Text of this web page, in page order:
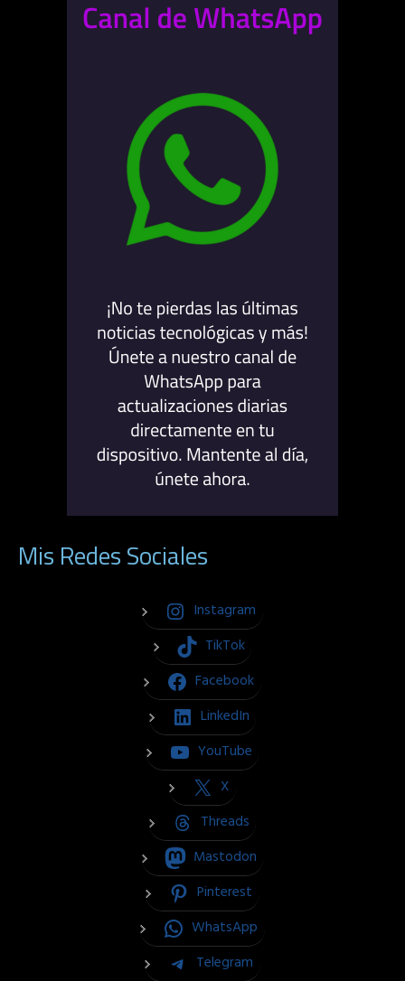
Mis Redes Sociales
Instagram
TikTok
Facebook
LinkedIn
YouTube
X
Threads
Mastodon
Pinterest
WhatsApp
Telegram